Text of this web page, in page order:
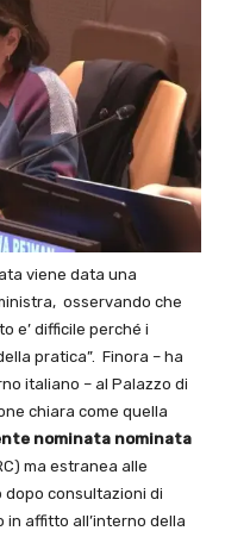
viene data una
osservando che
e’ difficile perché i
pratica”. Finora – ha
italiano – al Palazzo di
chiara come quella
nominata nominata
ma estranea alle
dopo consultazioni di
in affitto all’interno della